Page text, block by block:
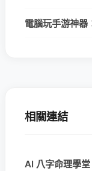
電腦玩手游神
相關連結
AI 八字命理學堂